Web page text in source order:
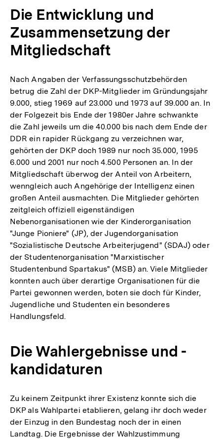
Die Entwicklung und
Zusammensetzung der
Mitgliedschaft
Nach Angaben der Verfassungsschutzbehörden
betrug die Zahl der DKP-Mitglieder im Gründungsjahr
9.000, stieg 1969 auf 23.000 und 1973 auf 39.000 an. In
der Folgezeit bis Ende der 1980er Jahre schwankte
die Zahl jeweils um die 40.000 bis nach dem Ende der
DDR ein rapider Rückgang zu verzeichnen war,
gehörten der DKP doch 1989 nur noch 35.000, 1995
6.000 und 2001 nur noch 4.500 Personen an. In der
Mitgliedschaft überwog der Anteil von Arbeitern,
wenngleich auch Angehörige der Intelligenz einen
großen Anteil ausmachten. Die Mitglieder gehörten
zeitgleich offiziell eigenständigen
Nebenorganisationen wie der Kinderorganisation
"Junge Pioniere" (JP), der Jugendorganisation
"Sozialistische Deutsche Arbeiterjugend" (SDAJ) oder
der Studentenorganisation "Marxistischer
Studentenbund Spartakus" (MSB) an. Viele Mitglieder
konnten auch über derartige Organisationen für die
Partei gewonnen werden, boten sie doch für Kinder,
Jugendliche und Studenten ein besonderes
Handlungsfeld.
Die Wahlergebnisse und -
kandidaturen
Zu keinem Zeitpunkt ihrer Existenz konnte sich die
DKP als Wahlpartei etablieren, gelang ihr doch weder
der Einzug in den Bundestag noch der in einen
Landtag. Die Ergebnisse der Wahlzustimmung